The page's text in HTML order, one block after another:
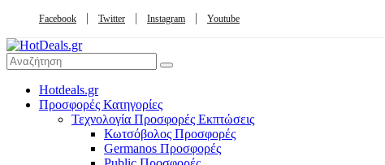
Facebook Twitter Instagram Youtube
Hotdeals.gr
Προσφορές Κατηγορίες
Τεχνολογία Προσφορές Εκπτώσεις
Κωτσόβολος Προσφορές
Germanos Προσφορές